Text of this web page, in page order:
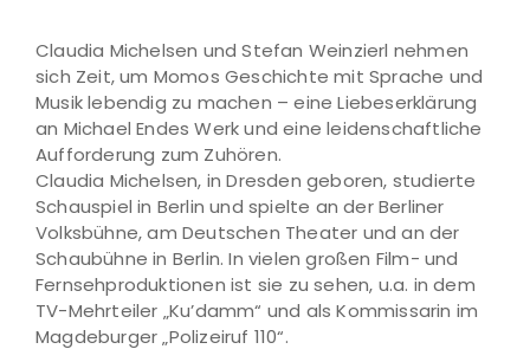
Claudia Michelsen und Stefan Weinzierl nehmen
sich Zeit, um Momos Geschichte mit Sprache und
Musik lebendig zu machen – eine Liebeserklärung
an Michael Endes Werk und eine leidenschaftliche
Aufforderung zum Zuhören.
Claudia Michelsen, in Dresden geboren, studierte
Schauspiel in Berlin und spielte an der Berliner
Volksbühne, am Deutschen Theater und an der
Schaubühne in Berlin. In vielen großen Film- und
Fernsehproduktionen ist sie zu sehen, u.a. in dem
TV-Mehrteiler „Ku’damm“ und als Kommissarin im
Magdeburger „Polizeiruf 110“.